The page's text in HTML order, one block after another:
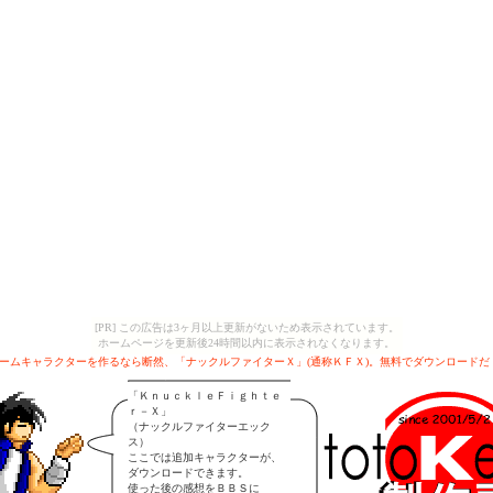
[PR] この広告は3ヶ月以上更新がないため表示されています。
ホームページを更新後24時間以内に表示されなくなります。
ムキャラクターを作るなら断然、「ナックルファイターＸ」(通称ＫＦＸ)。無料でダウンロード
「ＫｎｕｃｋｌｅＦｉｇｈｔｅ
ｒ－Ｘ」
（ナックルファイターエック
ス）
ここでは追加キャラクターが、
ダウンロードできます。
使った後の感想をＢＢＳに